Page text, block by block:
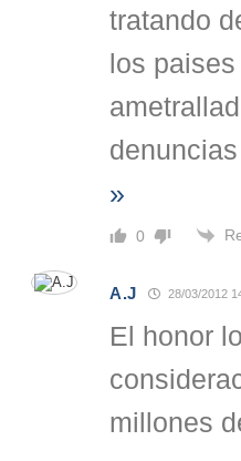
tratando
los
»
0
A.J 28/03/2012
El honor
millones